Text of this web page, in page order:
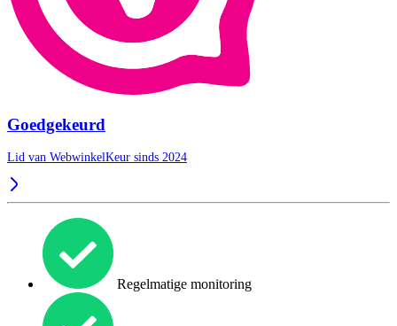
Goedgekeurd
Lid van WebwinkelKeur sinds 2024
Regelmatige monitoring